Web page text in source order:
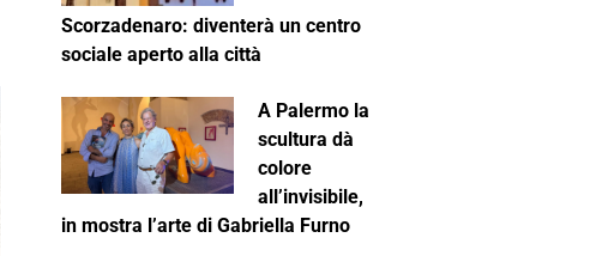
Scorzadenaro: diventerà un centro
sociale aperto alla città
A Palermo la
scultura dà
colore
all’invisibile,
in mostra l’arte di Gabriella Furno